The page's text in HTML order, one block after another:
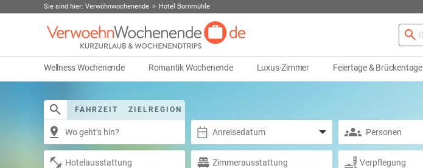
Sie sind hier: Verwöhnwochenende Hotel Bornmühle
Wellness Wochenende Romantik Wochenende Luxus-Zimmer Feiertage & Brückentage
FAHRZEIT ZIELREGION